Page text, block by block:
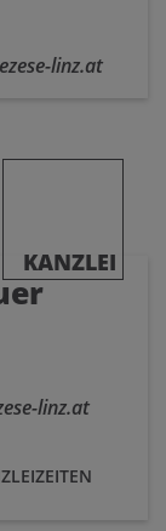
linz.at
KANZLEI
linz.at